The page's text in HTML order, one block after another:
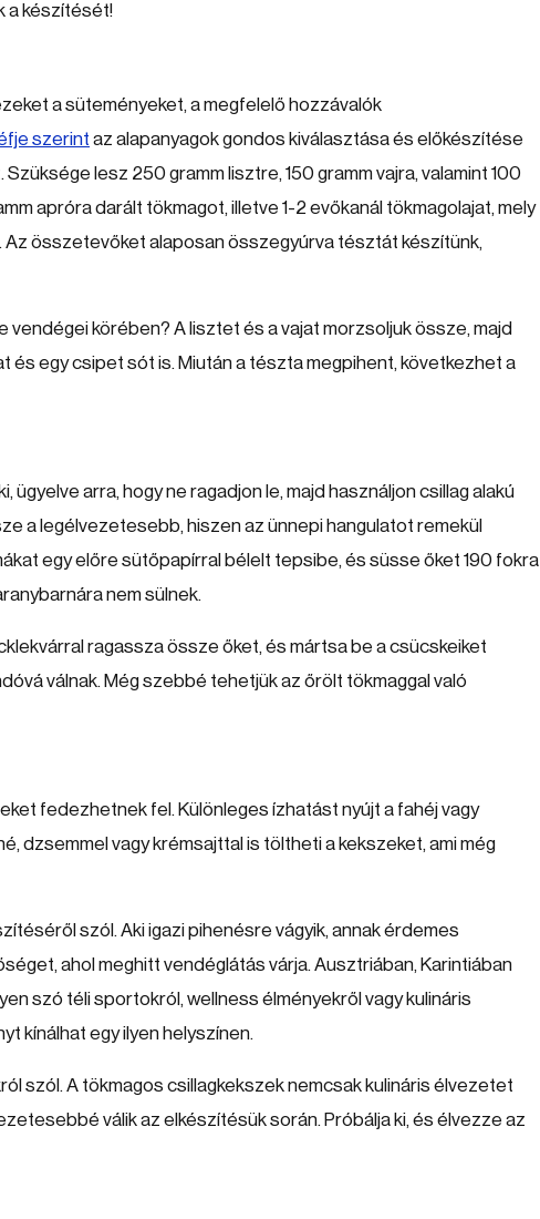
a készítését!
a süteményeket, a megfelelő hozzávalók
szerint az alapanyagok gondos kiválasztása és előkészítése
lesz 250 gramm lisztre, 150 gramm vajra, valamint 100
apróra darált tökmagot, illetve 1-2 evőkanál tökmagolajat, mely
összetevőket alaposan összegyúrva tésztát készítünk,
vendégei körében? A lisztet és a vajat morzsoljuk össze, majd
és egy csipet sót is. Miután a tészta megpihent, következhet a
arra, hogy ne ragadjon le, majd használjon csillag alakú
a legélvezetesebb, hiszen az ünnepi hangulatot remekül
egy előre sütőpapírral bélelt tepsibe, és süsse őket 190 fokra
nem sülnek.
ragassza össze őket, és mártsa be a csücskeiket
válnak. Még szebbé tehetjük az őrölt tökmaggal való
fedezhetnek fel. Különleges ízhatást nyújt a fahéj vagy
dzsemmel vagy krémsajttal is töltheti a kekszeket, ami még
szól. Aki igazi pihenésre vágyik, annak érdemes
ahol meghitt vendéglátás várja. Ausztriában, Karintiában
szó téli sportokról, wellness élményekről vagy kulináris
kínálhat egy ilyen helyszínen.
szól. A tökmagos csillagkekszek nemcsak kulináris élvezetet
válik az elkészítésük során. Próbálja ki, és élvezze az